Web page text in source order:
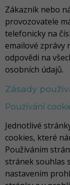
Zákazník nebo
provozovatele
telefonicky na
emailové zprávy
odpovědi na
osobních údajů.
Zásady
Používání
Jednotlivé
cookies, které
Používáním
stránek souhlas
nastavením